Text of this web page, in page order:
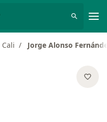
Cali Jorge Alonso